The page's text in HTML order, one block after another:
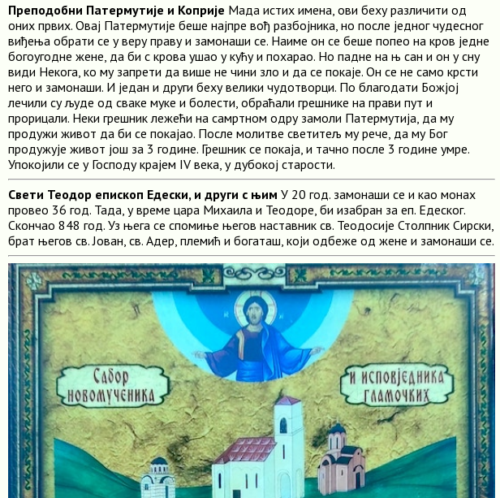
Преподобни Патермутије и Коприје Мада истих имена, ови беху различити од
оних првих. Овај Патермутије беше најпре вођ разбојника, но после једног чудесног
виђења обрати се у веру праву и замонаши се. Наиме он се беше попео на кров једне
богоугодне жене, да би с крова ушао у кућу и похарао. Но падне на њ сан и он у сну
види Некога, ко му запрети да више не чини зло и да се покаје. Он се не само крсти
него и замонаши. И један и други беху велики чудотворци. По благодати Божјој
лечили су људе од сваке муке и болести, обраћали грешнике на прави пут и
прорицали. Неки грешник лежећи на самртном одру замоли Патермутија, да му
продужи живот да би се покајао. После молитве светитељ му рече, да му Бог
продужује живот још за 3 године. Грешник се покаја, и тачно после 3 године умре.
Упокојили се у Господу крајем IV века, у дубокој старости.
Свети Теодор епископ Едески, и други с њим У 20 год. замонаши се и као монах
провео 36 год. Тада, у време цара Михаила и Теодоре, би изабран за еп. Едеског.
Скончао 848 год. Уз њега се спомиње његов наставник св. Теодосије Столпник Сирски,
брат његов св. Јован, св. Адер, племић и богаташ, који одбеже од жене и замонаши се.